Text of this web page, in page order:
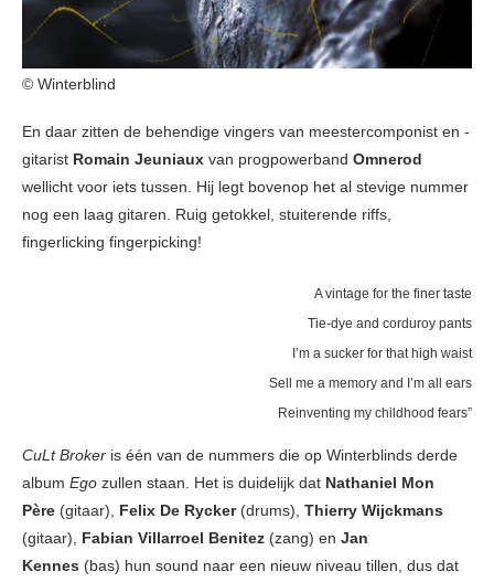
© Winterblind
En daar zitten de behendige vingers van meestercomponist en -
gitarist Romain Jeuniaux van progpowerband Omnerod
wellicht voor iets tussen. Hij legt bovenop het al stevige nummer
nog een laag gitaren. Ruig getokkel, stuiterende riffs,
fingerlicking fingerpicking!
A vintage for the finer taste
Tie-dye and corduroy pants
I’m a sucker for that high waist
Sell me a memory and I’m all ears
Reinventing my childhood fears”
CuLt Broker is één van de nummers die op Winterblinds derde
album Ego zullen staan. Het is duidelijk dat Nathaniel Mon
Père (gitaar), Felix De Rycker(drums), Thierry Wijckmans
(gitaar), Fabian Villarroel Benitez (zang) en Jan
Kennes (bas) hun sound naar een nieuw niveau tillen, dus dat